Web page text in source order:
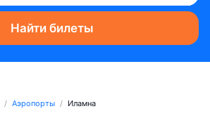
Найти билеты
Аэропорты Иламна